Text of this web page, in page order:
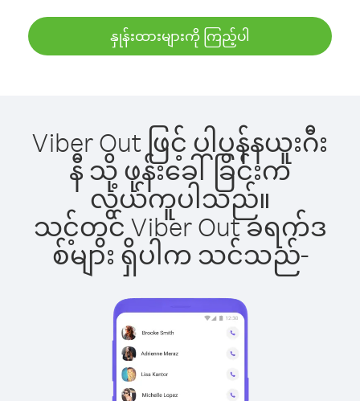
နှုန်းထားများကို ကြည့်ပါ
Viber Out ဖြင့် ပါပွန်နယူးဂီး
နီ သို့ ဖုန်းခေါ်ခြင်းက
လွယ်ကူပါသည်။
သင့်တွင် Viber Out ခရက်ဒ
စ်များ ရှိပါက သင်သည်-